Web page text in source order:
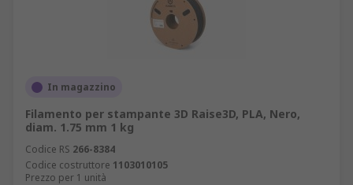
In magazzino
Filamento per stampante 3D Raise3D, PLA, Nero,
diam. 1.75 mm 1 kg
Codice RS 266-8384
Codice costruttore 1103010105
Prezzo per 1 unità